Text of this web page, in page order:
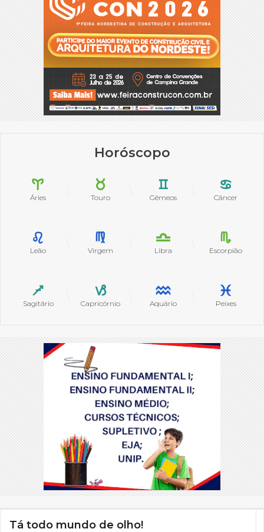
Horóscopo
Áries Touro Gêmeos Câncer
Leão Virgem Libra Escorpião
Sagitário Capricórnio Aquário Peixes
Tá todo mundo de olho!